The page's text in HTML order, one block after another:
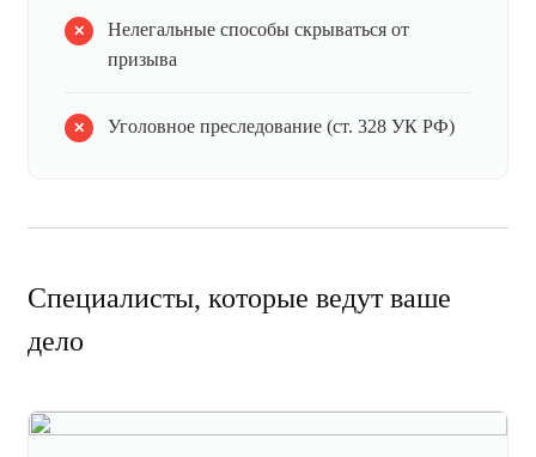
Нелегальные способы скрываться от
призыва
Уголовное преследование (ст. 328 УК РФ)
Специалисты, которые ведут ваше
дело